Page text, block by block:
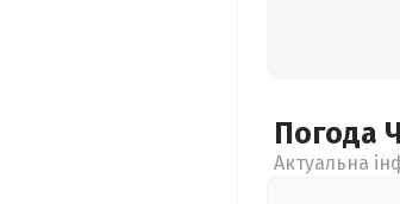
Погода
Актуальна